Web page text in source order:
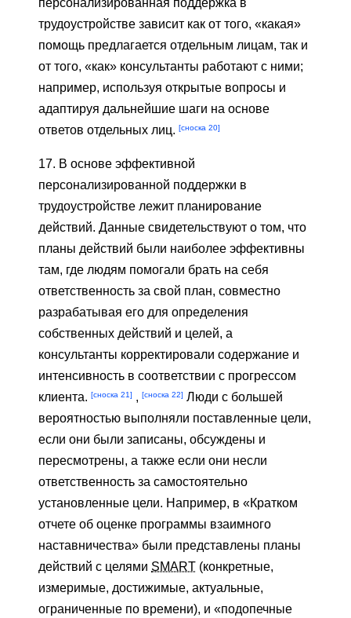
персонализированная поддержка в
трудоустройстве зависит как от того, «какая»
помощь предлагается отдельным лицам, так и
от того, «как» консультанты работают с ними;
например, используя открытые вопросы и
адаптируя дальнейшие шаги на основе
ответов отдельных лиц. [сноска 20]
17. В основе эффективной
персонализированной поддержки в
трудоустройстве лежит планирование
действий. Данные свидетельствуют о том, что
планы действий были наиболее эффективны
там, где людям помогали брать на себя
ответственность за свой план, совместно
разрабатывая его для определения
собственных действий и целей, а
консультанты корректировали содержание и
интенсивность в соответствии с прогрессом
клиента. [сноска 21] , [сноска 22] Люди с большей
вероятностью выполняли поставленные цели,
если они были записаны, обсуждены и
пересмотрены, а также если они несли
ответственность за самостоятельно
установленные цели. Например, в «Кратком
отчете об оценке программы взаимного
наставничества» были представлены планы
действий с целями SMART (конкретные,
измеримые, достижимые, актуальные,
ограниченные по времени), и «подопечные